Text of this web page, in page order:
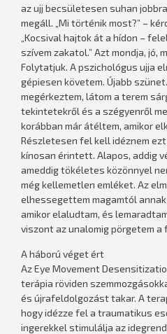
az ujj becsületesen suhan
megáll. „Mi történik most?” –
„Kocsival hajtok át a hídon –
szívem zakatol.” Azt mondja, jó,
Folytatjuk. A pszichológus ujja
gépiesen követem. Újabb
megérkeztem, látom a terem
tekintetekről és a szégyenről
korábban már átéltem, amikor
Részletesen fel kell idéznem
kínosan érintett. Alapos, addig
ameddig tökéletes közönnyel
még kellemetlen emléket. Az
elhessegettem magamtól
amikor elaludtam, és
viszont az unalomig pörgetem a
A háború véget ért
Az Eye Movement
terápia röviden
és újrafeldolgozást takar. A
hogy idézze fel a traumatikus
ingerekkel stimulálja az